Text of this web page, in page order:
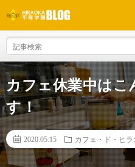
カフェ休業中はこ
す！
2020.05.15 カフェ・ド・ヒラ